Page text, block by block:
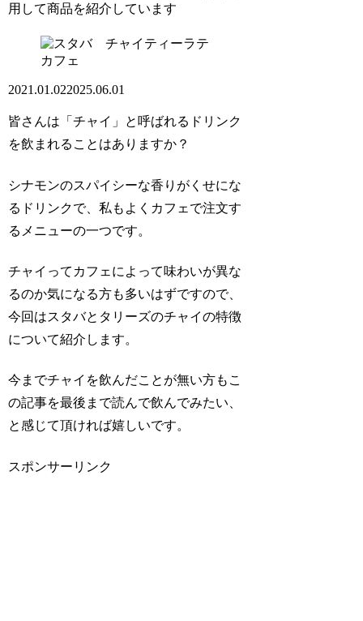
用して商品を紹介しています
カフェ
2021.01.022025.06.01
皆さんは 「チャイ」
と呼ばれるドリンク
を飲まれることはありますか？
シナモンのスパイシーな香りがくせにな
るドリンクで、私もよくカフェで注文す
るメニューの一つです。
チャイってカフェによって味わいが異な
るのか気になる方も多いはずですので、
今回はスタバとタリーズのチャイの特徴
について紹介します。
今までチャイを飲んだことが無い方もこ
の記事を最後まで読んで飲んでみたい、
と感じて頂ければ嬉しいです。
スポンサーリンク